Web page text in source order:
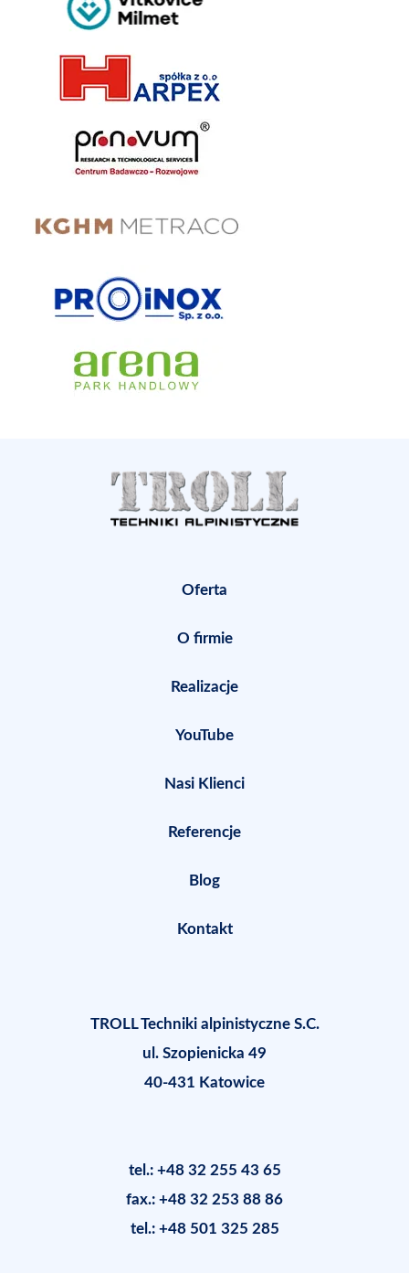
Oferta
O firmie
Realizacje
YouTube
Nasi Klienci
Referencje
Blog
Kontakt
TROLL Techniki alpinistyczne S.C.
ul. Szopienicka 49
40-431 Katowice
tel.: +48 32 255 43 65
fax.: +48 32 253 88 86
tel.: +48 501 325 285